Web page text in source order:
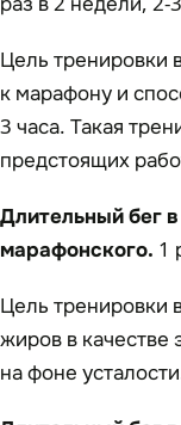
Цель тренировки
к марафону и
3 часа. Такая
предстоящих
Длительный бег
марафонского. 1
Цель тренировки
жиров в качестве
на фоне